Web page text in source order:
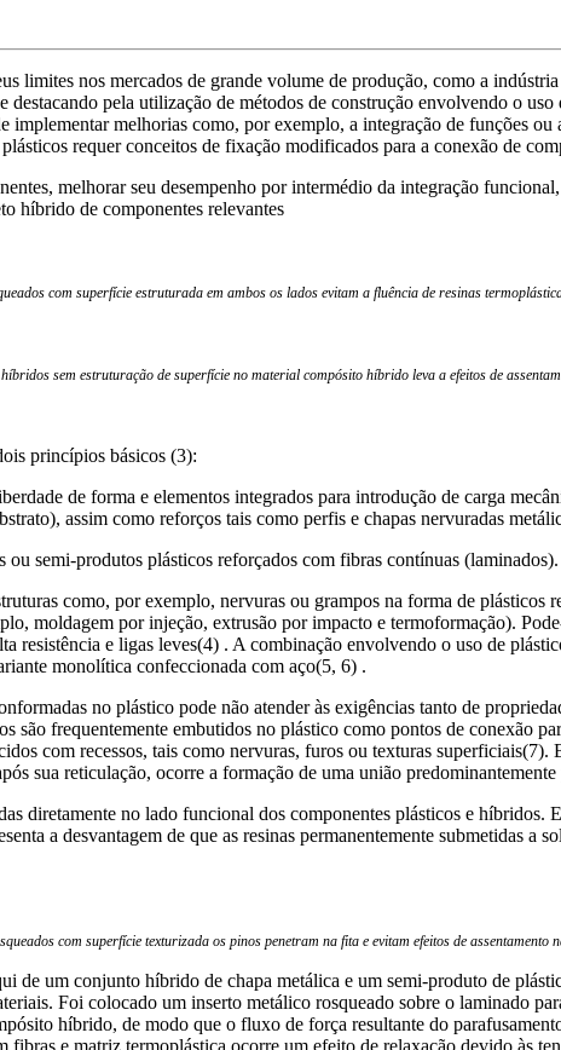
limites nos mercados de grande volume de produção, como a
pela utilização de métodos de construção envolvendo o
implementar melhorias como, por exemplo, a integração de funções
requer conceitos de fixação modificados para a conexão de
melhorar seu desempenho por intermédio da integração
híbrido de componentes relevantes
com superfície estruturada em ambos os lados evitam a fluência de resinas
sem estruturação de superfície no material compósito híbrido leva a efeitos de
princípios básicos (3):
de forma e elementos integrados para introdução de carga
assim como reforços tais como perfis e chapas nervuradas
ou semi-produtos plásticos reforçados com fibras contínuas (laminados).
como, por exemplo, nervuras ou grampos na forma de plásticos
moldagem por injeção, extrusão por impacto e termoformação).
resistência e ligas leves(4) . A combinação envolvendo o uso de
monolítica confeccionada com aço(5, 6) .
no plástico pode não atender às exigências tanto de
são frequentemente embutidos no plástico como pontos de conexão
com recessos, tais como nervuras, furos ou texturas
sua reticulação, ocorre a formação de uma união
diretamente no lado funcional dos componentes plásticos e híbridos.
a desvantagem de que as resinas permanentemente submetidas a
com superfície texturizada os pinos penetram na fita e evitam efeitos de
de um conjunto híbrido de chapa metálica e um semi-produto de
Foi colocado um inserto metálico rosqueado sobre o laminado
híbrido, de modo que o fluxo de força resultante do
e matriz termoplástica ocorre um efeito de relaxação devido às